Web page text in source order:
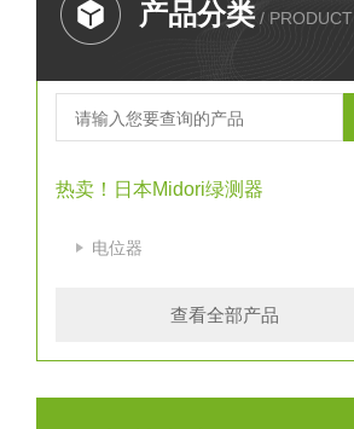
产品分类 / PRODUCT
热卖！日本Midori绿测器
电位器
查看全部产品